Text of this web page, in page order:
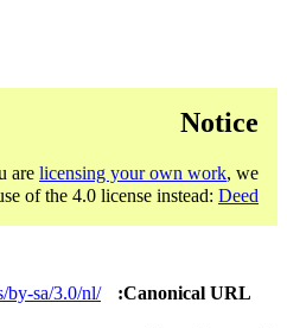
Notice
are licensing your own work, we
of the 4.0 license instead: Deed - نَسْبُ الـمُصنَّف، الترخيص بالمثل 4.0 دولي
Canonical URL
by-sa/3.0/nl/